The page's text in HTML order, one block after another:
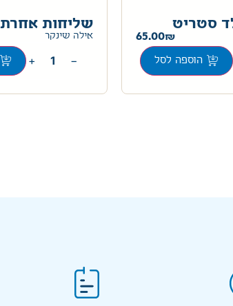
סטריט
65.00
הוספה לסל
שליחות אחרת
אילה שינקר
−
+